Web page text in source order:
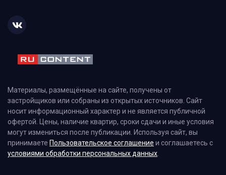
Материалы, размещённые на сайте, получены от
застройщиков или собраны из открытых источников. Сайт
носит информационный характер и не является публичной
офертой. Цены, наличие квартир, сроки сдачи и иные условия
могут измениться после публикации. Используя сайт, вы
принимаете Пользовательское соглашение и соглашаетесь с
условиями обработки персональных данных